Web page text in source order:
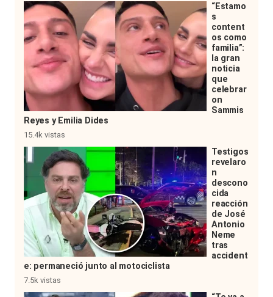
“Estamo
s
content
os como
familia”:
la gran
noticia
que
celebrar
on
Sammis
Reyes y Emilia Dides
15.4k vistas
Testigos
revelaro
n
descono
cida
reacción
de José
Antonio
Neme
tras
accident
e: permaneció junto al motociclista
7.5k vistas